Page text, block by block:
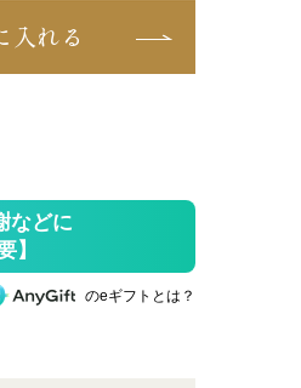
入れる
のeギフトとは？